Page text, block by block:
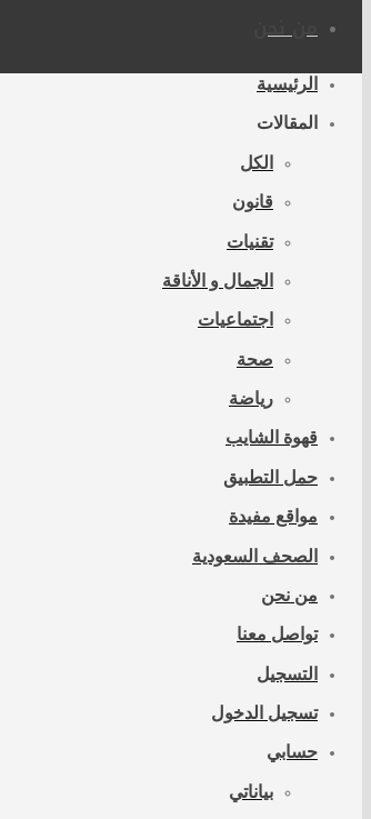
من نحن
الرئيسية
المقالات
الكل
قانون
تقنيات
الجمال و الأناقة
اجتماعيات
صحة
رياضة
قهوة الشايب
حمل التطبيق
مواقع مفيدة
الصحف السعودية
من نحن
تواصل معنا
التسجيل
تسجيل الدخول
حسابي
بياناتي